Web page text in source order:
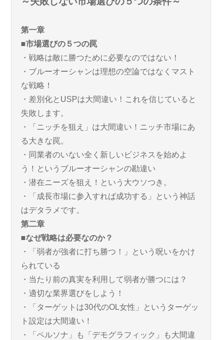
第一章
■市場選びの５つの罠
・戦略は敵に勝つために必要なのではない！
・ブルーオーシャンは理想の空論ではなくマスト
な戦略！
・差別化とUSPは大間違い！これを信じていると
失敗します。
・「ニッチを狙え」は大間違い！ニッチ市場にあ
る大きな罠。
・同業者のいない全く新しいビジネスを始めよ
う！というブルーオーシャンの勘違い
・潜在ニーズを狙え！という大ウソつき。
・「成長市場に参入すれば成功する」という神話
はデタラメです。
第二章
■なぜ戦略は必要なのか？
・「弱者が強者に打ち勝つ！」という呪いをかけ
られている
・当たり前の真実を利用して弱者が勝つには？
・適切な業界選びをしよう！
・「ターゲットは30代のOL女性」というターゲッ
ト設定は大間違い！
・「ペルソナ」も「デモグラフィック」も大間違